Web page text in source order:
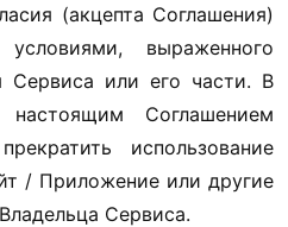
(акцепта Соглашения)
выраженного
Сервиса или его части. В
Соглашением
использование
/ Приложение или другие
Сервиса.